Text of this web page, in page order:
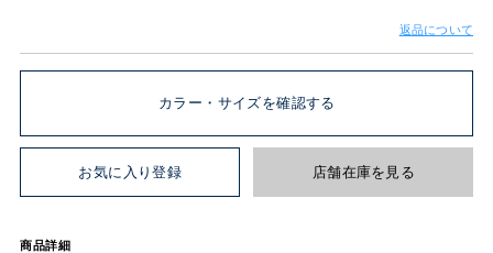
返品について
カラー・サイズを確認する
お気に入り登録 店舗在庫を見る
商品詳細